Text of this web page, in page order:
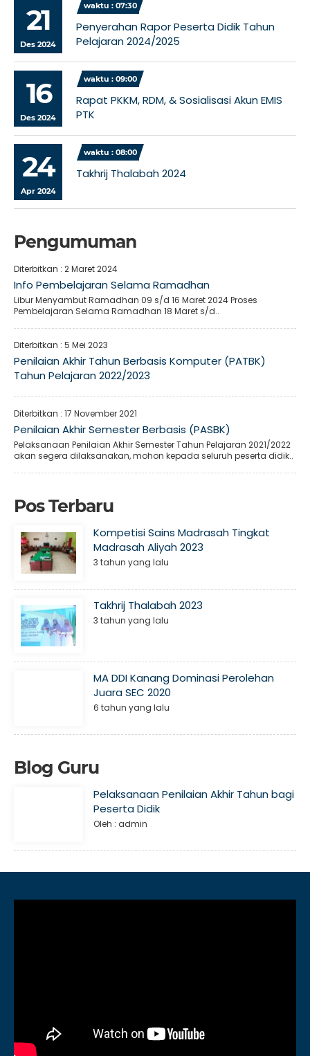
21
Des 2024
waktu : 07:30
Penyerahan Rapor Peserta Didik Tahun
Pelajaran 2024/2025
16
Des 2024
waktu : 09:00
Rapat PKKM, RDM, & Sosialisasi Akun EMIS
PTK
24
Apr 2024
waktu : 08:00
Takhrij Thalabah 2024
Pengumuman
Diterbitkan : 2 Maret 2024
Info Pembelajaran Selama Ramadhan
Libur Menyambut Ramadhan 09 s/d 16 Maret 2024 Proses
Pembelajaran Selama Ramadhan 18 Maret s/d..
Diterbitkan : 5 Mei 2023
Penilaian Akhir Tahun Berbasis Komputer (PATBK)
Tahun Pelajaran 2022/2023
Diterbitkan : 17 November 2021
Penilaian Akhir Semester Berbasis (PASBK)
Pelaksanaan Penilaian Akhir Semester Tahun Pelajaran 2021/2022
akan segera dilaksanakan, mohon kepada seluruh peserta didik..
Pos Terbaru
Kompetisi Sains Madrasah Tingkat
Madrasah Aliyah 2023
3 tahun yang lalu
Takhrij Thalabah 2023
3 tahun yang lalu
MA DDI Kanang Dominasi Perolehan
Juara SEC 2020
6 tahun yang lalu
Blog Guru
Pelaksanaan Penilaian Akhir Tahun bagi
Peserta Didik
Oleh : admin